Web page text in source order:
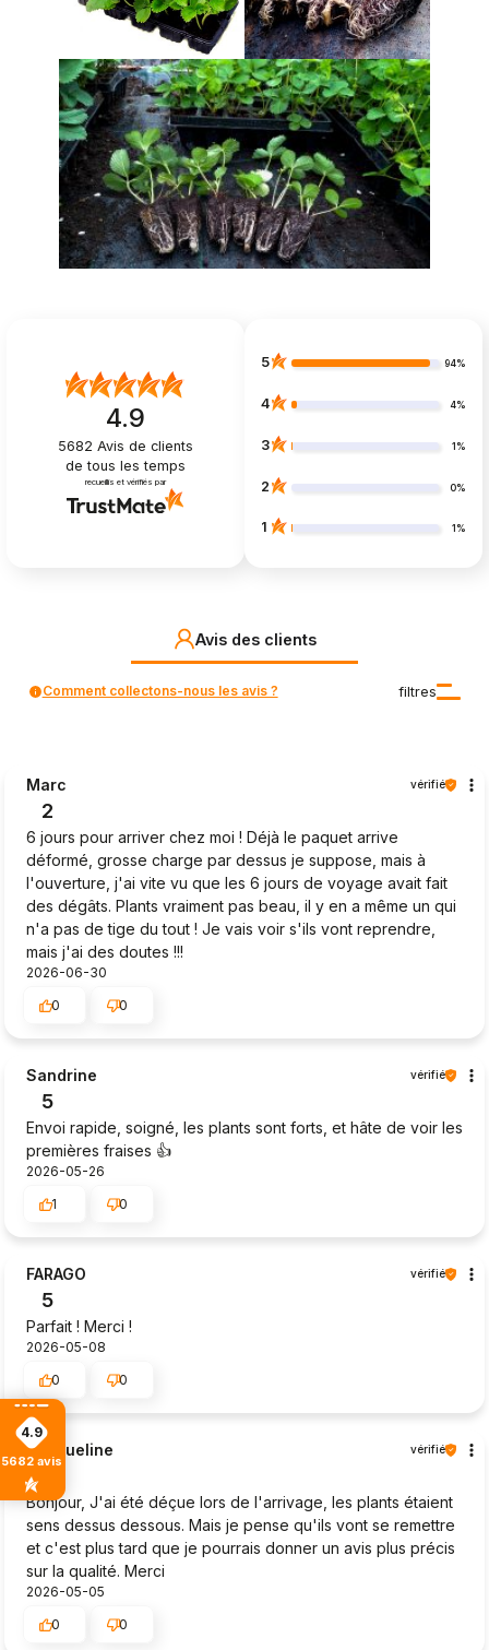
4.9
5682 Avis de clients
de tous les temps
recueillis et vérifiés par
5 94%
4 4%
3 1%
2 0%
1 1%
Avis des clients
filtres
Comment collectons-nous les avis ?
Marc vérifié
2
6 jours pour arriver chez moi ! Déjà le paquet arrive
déformé, grosse charge par dessus je suppose, mais à
l'ouverture, j'ai vite vu que les 6 jours de voyage avait fait
des dégâts. Plants vraiment pas beau, il y en a même un qui
n'a pas de tige du tout ! Je vais voir s'ils vont reprendre,
mais j'ai des doutes !!!
2026-06-30
0
0
Sandrine vérifié
5
Envoi rapide, soigné, les plants sont forts, et hâte de voir les
premières fraises 👍️
2026-05-26
1
0
FARAGO vérifié
5
Parfait ! Merci !
2026-05-08
0
0
Jacqueline vérifié
Bonjour, J'ai été déçue lors de l'arrivage, les plants étaient
sens dessus dessous. Mais je pense qu'ils vont se remettre
et c'est plus tard que je pourrais donner un avis plus précis
sur la qualité. Merci
2026-05-05
0
0
4.9
5682 avis